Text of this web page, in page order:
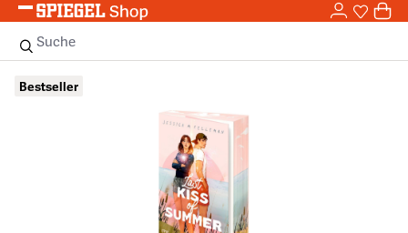
Zum Hauptinhalt springen 0
Suche
Bestseller